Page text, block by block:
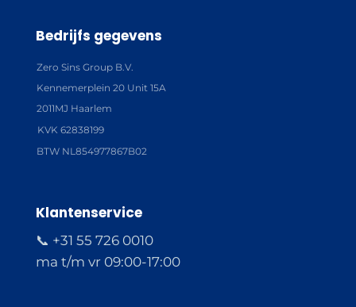
Bedrijfs gegevens
Zero Sins Group B.V.
Kennemerplein 20 Unit 15A
2011MJ Haarlem
KVK 62838199
BTW NL854977867B02
Klantenservice
📞 +31 55 726 0010
ma t/m vr 09:00-17:00